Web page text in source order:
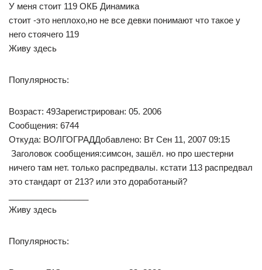
У меня стоит 119 ОКБ Динамика
стоит -это неплохо,но не все девки понимают что такое у
него стоячего 119
Живу здесь
Популярность:
Возраст: 49Зарегистрирован: 05. 2006
Сообщения: 6744
Откуда: ВОЛГОГРАДДобавлено: Вт Сен 11, 2007 09:15
Заголовок сообщения:симсон, зашёл. но про шестерни
ничего там нет. только распредвалы. кстати 113 распредвал
это стандарт от 213? или это доработаный?
Живу здесь
Популярность: